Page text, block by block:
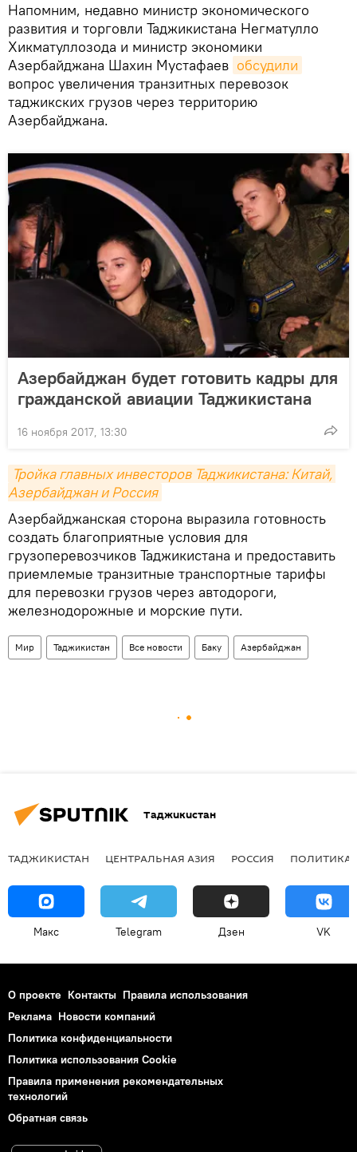
Напомним, недавно министр экономического
развития и торговли Таджикистана Негматулло
Хикматуллозода и министр экономики
Азербайджана Шахин Мустафаев обсудили
вопрос увеличения транзитных перевозок
таджикских грузов через территорию
Азербайджана.
Азербайджан будет готовить кадры для
гражданской авиации Таджикистана
16 ноября 2017, 13:30
Тройка главных инвесторов Таджикистана: Китай,
Азербайджан и Россия
Азербайджанская сторона выразила готовность
создать благоприятные условия для
грузоперевозчиков Таджикистана и предоставить
приемлемые транзитные транспортные тарифы
для перевозки грузов через автодороги,
железнодорожные и морские пути.
Мир Таджикистан Все новости Баку Азербайджан
Таджикистан
ТАДЖИКИСТАН ЦЕНТРАЛЬНАЯ АЗИЯ РОССИЯ ПОЛИТИКА
Макс Telegram Дзен VK
О проекте Контакты Правила использования
Реклама Новости компаний
Политика конфиденциальности
Политика использования Cookie
Правила применения рекомендательных
технологий
Обратная связь